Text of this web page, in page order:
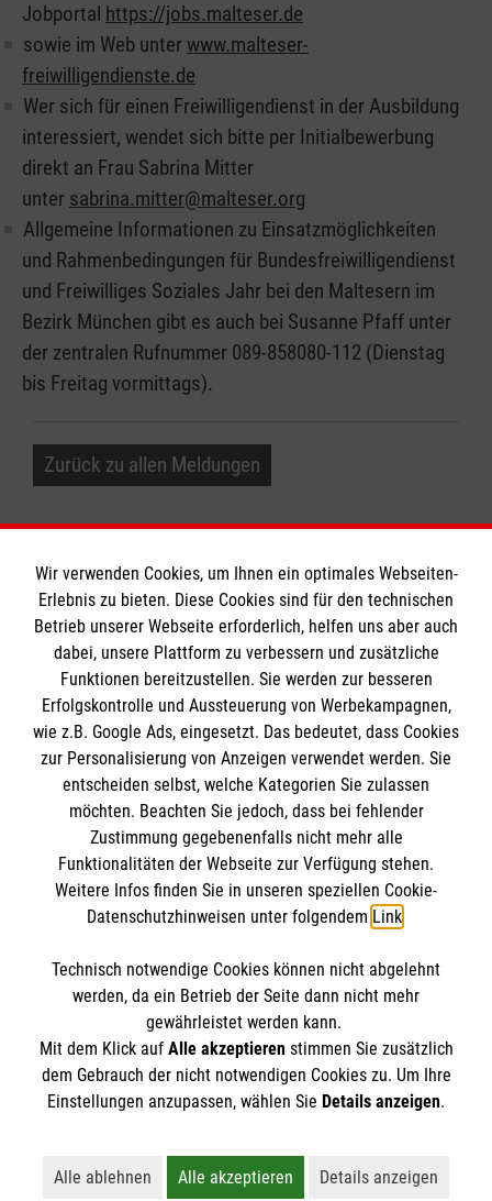
Jobportal https://jobs.malteser.de
sowie im Web unter www.malteser-
freiwilligendienste.de
Wer sich für einen Freiwilligendienst in der Ausbildung
interessiert, wendet sich bitte per Initialbewerbung
direkt an Frau Sabrina Mitter
unter sabrina.mitter@malteser.org
Allgemeine Informationen zu Einsatzmöglichkeiten
und Rahmenbedingungen für Bundesfreiwilligendienst
und Freiwilliges Soziales Jahr bei den Maltesern im
Bezirk München gibt es auch bei Susanne Pfaff unter
der zentralen Rufnummer 089-858080-112 (Dienstag
bis Freitag vormittags).
Zurück zu allen Meldungen
Informationen
Impressum
Datenschutz
Kontakt
Barrierefreiheit
Die Malteser
Malteser in Deutschland
Malteserorden
Sharepoint
Spendenkonto
Bank: PAX Bank für Kirche und Caritas eG
IBAN: DE43370601201201213580
BIC: GENODED1PA7
So finden Sie uns
Untermarkt 17
82515 Wolfratshausen
Email:malteser.wolfratshausen@malteser.org
Der Malteser Hilfsdienst e.V. ist als eingetragene
Gewerbesteuer befreit.
Wir verwenden Cookies, um Ihnen ein optimales Webseiten-
Erlebnis zu bieten. Diese Cookies sind für den technischen
Betrieb unserer Webseite erforderlich, helfen uns aber auch
dabei, unsere Plattform zu verbessern und zusätzliche
Funktionen bereitzustellen. Sie werden zur besseren
Erfolgskontrolle und Aussteuerung von Werbekampagnen,
wie z.B. Google Ads, eingesetzt. Das bedeutet, dass Cookies
zur Personalisierung von Anzeigen verwendet werden. Sie
entscheiden selbst, welche Kategorien Sie zulassen
möchten. Beachten Sie jedoch, dass bei fehlender
Zustimmung gegebenenfalls nicht mehr alle
Funktionalitäten der Webseite zur Verfügung stehen.
Weitere Infos finden Sie in unseren speziellen Cookie-
Datenschutzhinweisen unter folgendem Link.
Technisch notwendige Cookies können nicht abgelehnt
werden, da ein Betrieb der Seite dann nicht mehr
gewährleistet werden kann.
Mit dem Klick auf Alle akzeptierenstimmen Sie zusätzlich
dem Gebrauch der nicht notwendigen Cookies zu. Um Ihre
Einstellungen anzupassen, wählen Sie Details anzeigen.
Alle ablehnen
Alle akzeptieren
Details anzeigen